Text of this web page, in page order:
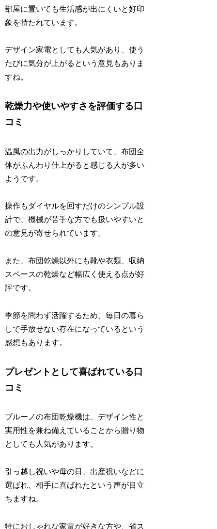
部屋に置いても生活感が出にくいと好印
象を持たれています。
デザイン家電としても人気があり、使う
たびに気分が上がるという意見もありま
すね。
乾燥力や使いやすさを評価する口
コミ
温風の出力がしっかりしていて、布団全
体がふんわり仕上がると感じる人が多い
ようです。
操作もダイヤルを回すだけのシンプル設
計で、機械が苦手な方でも扱いやすいと
の意見が寄せられています。
また、布団乾燥以外にも靴や衣類、収納
スペースの乾燥など幅広く使える点が好
評です。
季節を問わず活躍するため、毎日の暮ら
しで手放せない存在になっているという
感想もあります。
プレゼントとして喜ばれている口
コミ
ブルーノの布団乾燥機は、デザイン性と
実用性を兼ね備えていることから贈り物
としても人気があります。
引っ越し祝いや母の日、出産祝いなどに
選ばれ、相手に喜ばれた という声が目立
ちますね。
特におしゃれな家電が好きな方や、省ス